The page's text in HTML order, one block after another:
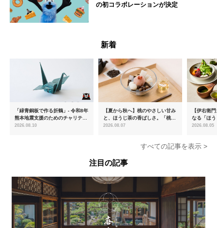
の初コラボレーションが決定
新着
「緑青銅板で作る折鶴」- 令和8年
熊本地震支援のためのチャリティ
ー商品を販売開始
2026.08.10
【夏から秋へ】桃のやさしい甘み
と、ほうじ茶の香ばしさ。「桃と
ほうじ茶のあんみつ」を8月中旬
2026.08.07
【伊右衛
なる「ほ
ける「宇
2026.08.05
すべての記事を表示 >
注目の記事